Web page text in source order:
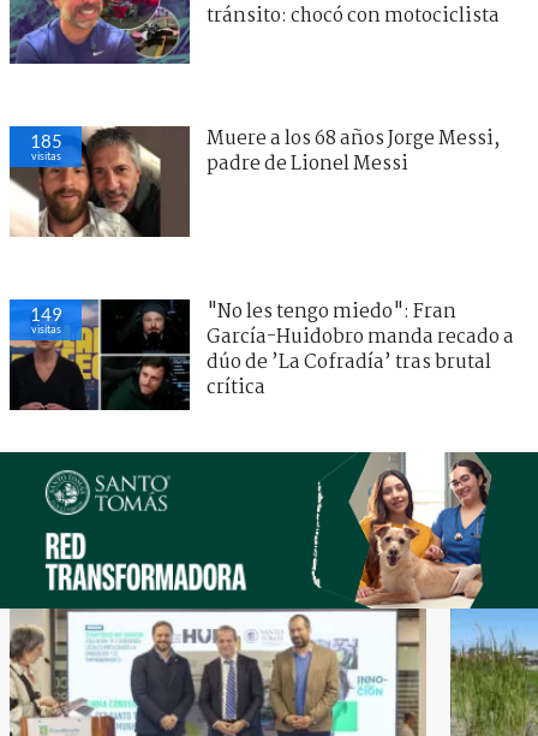
tránsito: chocó con motociclista
185
visitas
Muere a los 68 años Jorge Messi,
padre de Lionel Messi
149
visitas
"No les tengo miedo": Fran
García-Huidobro manda recado a
dúo de ’La Cofradía’ tras brutal
crítica